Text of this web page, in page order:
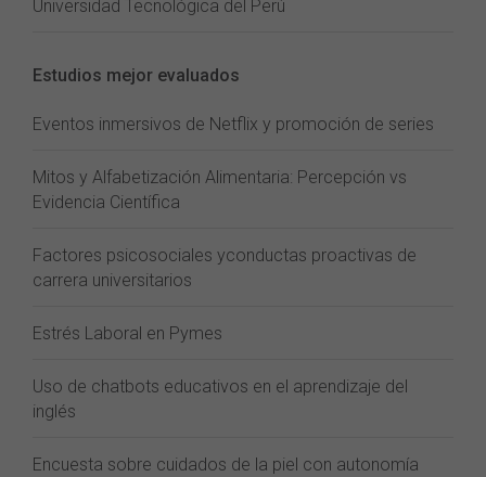
Universidad Tecnológica del Perú
Estudios mejor evaluados
Eventos inmersivos de Netflix y promoción de series
Mitos y Alfabetización Alimentaria: Percepción vs
Evidencia Científica
Factores psicosociales yconductas proactivas de
carrera universitarios
Estrés Laboral en Pymes
Uso de chatbots educativos en el aprendizaje del
inglés
Encuesta sobre cuidados de la piel con autonomía